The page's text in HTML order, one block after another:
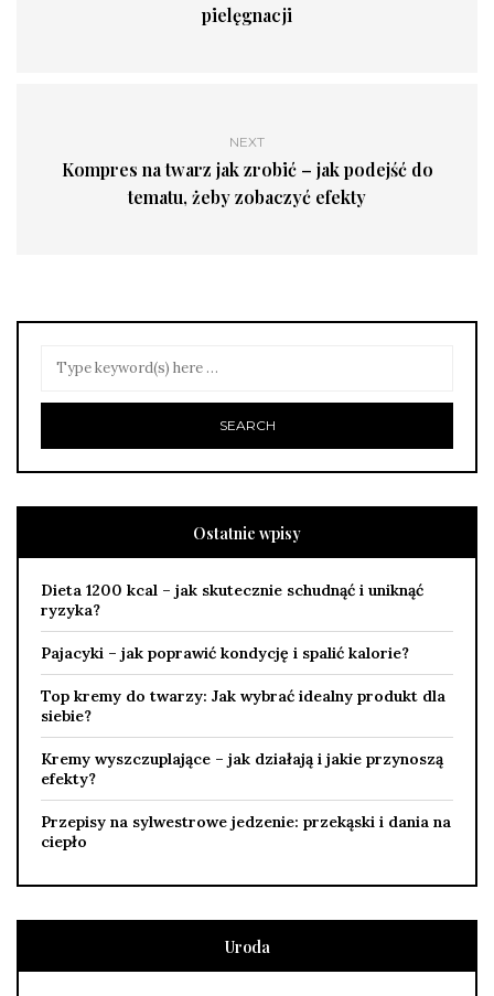
pielęgnacji
NEXT
Kompres na twarz jak zrobić – jak podejść do
tematu, żeby zobaczyć efekty
Ostatnie wpisy
Dieta 1200 kcal – jak skutecznie schudnąć i uniknąć
ryzyka?
Pajacyki – jak poprawić kondycję i spalić kalorie?
Top kremy do twarzy: Jak wybrać idealny produkt dla
siebie?
Kremy wyszczuplające – jak działają i jakie przynoszą
efekty?
Przepisy na sylwestrowe jedzenie: przekąski i dania na
ciepło
Uroda